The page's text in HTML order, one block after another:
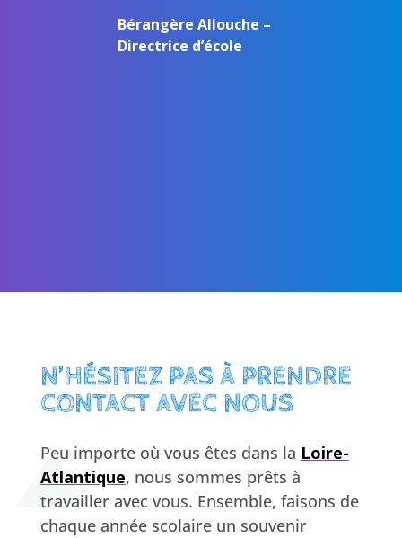
Bérangère Allouche –
Directrice d’école
N’HÉSITEZ PAS À PRENDRE
CONTACT AVEC NOUS
Peu importe où vous êtes dans la Loire-
Atlantique, nous sommes prêts à
travailler avec vous. Ensemble, faisons de
chaque année scolaire un souvenir